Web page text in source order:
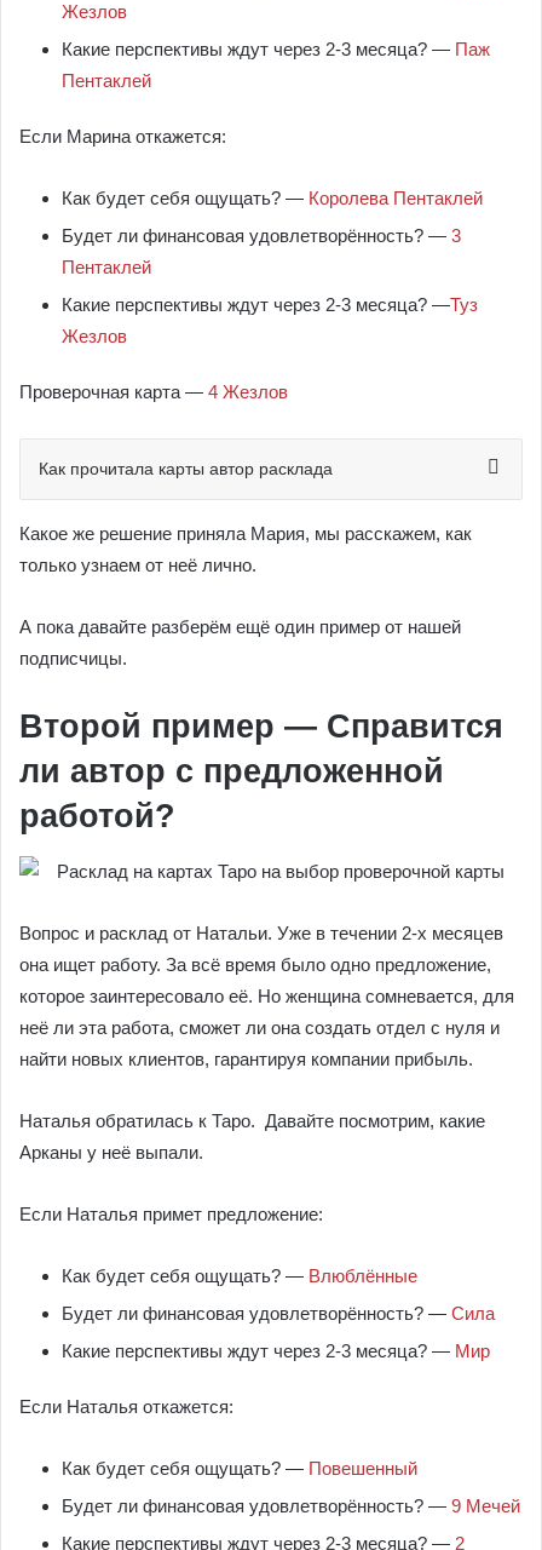
Жезлов
Какие перспективы ждут через 2-3 месяца? — Паж
Пентаклей
Если Марина откажется:
Как будет себя ощущать? — Королева Пентаклей
Будет ли финансовая удовлетворённость? — 3
Пентаклей
Какие перспективы ждут через 2-3 месяца? —Туз
Жезлов
Проверочная карта — 4 Жезлов
Как прочитала карты автор расклада
Какое же решение приняла Мария, мы расскажем, как
только узнаем от неё лично.
А пока давайте разберём ещё один пример от нашей
подписчицы.
Второй пример — Справится
ли автор с предложенной
работой?
Вопрос и расклад от Натальи. Уже в течении 2-х месяцев
она ищет работу. За всё время было одно предложение,
которое заинтересовало её. Но женщина сомневается, для
неё ли эта работа, сможет ли она создать отдел с нуля и
найти новых клиентов, гарантируя компании прибыль.
Наталья обратилась к Таро. Давайте посмотрим, какие
Арканы у неё выпали.
Если Наталья примет предложение:
Как будет себя ощущать? — Влюблённые
Будет ли финансовая удовлетворённость? — Сила
Какие перспективы ждут через 2-3 месяца? — Мир
Если Наталья откажется:
Как будет себя ощущать? — Повешенный
Будет ли финансовая удовлетворённость? — 9 Мечей
Какие перспективы ждут через 2-3 месяца? — 2